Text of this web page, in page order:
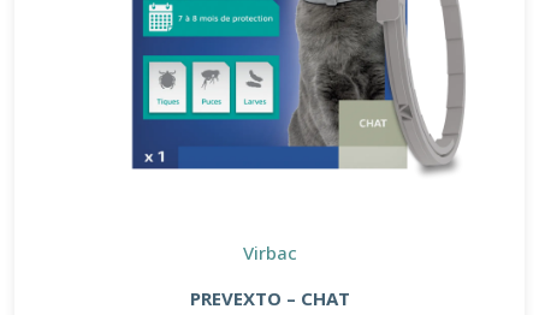
Virbac
PREVEXTO – CHAT